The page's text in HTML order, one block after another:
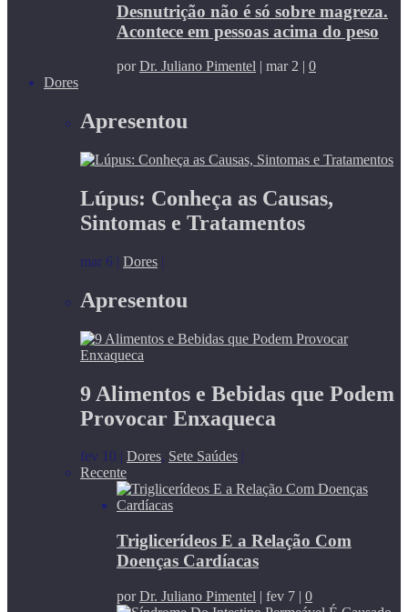
Desnutrição não é só sobre magreza.
Acontece em pessoas acima do peso
porDr. Juliano Pimentel | mar 2 | 0
Dores
Apresentou
Lúpus: Conheça as Causas,
Sintomas e Tratamentos
mar 6 | Dores |
Apresentou
9 Alimentos e Bebidas que Podem
Provocar Enxaqueca
fev 10 Dores, Sete Saúdes
Recente
Triglicerídeos E a Relação Com
Doenças Cardíacas
porDr. Juliano Pimentel | fev 7 | 0